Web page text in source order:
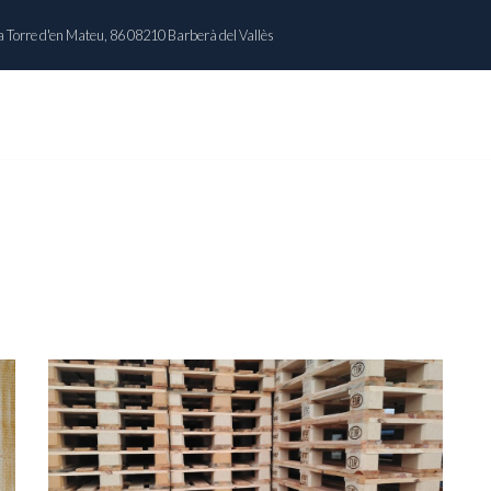
Torre d'en Mateu, 86 08210 Barberà del Vallès